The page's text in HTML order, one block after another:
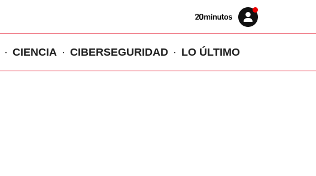
Volver
Iniciar
sesión
CIENCIA CIBERSEGURIDAD LO ÚLTIMO